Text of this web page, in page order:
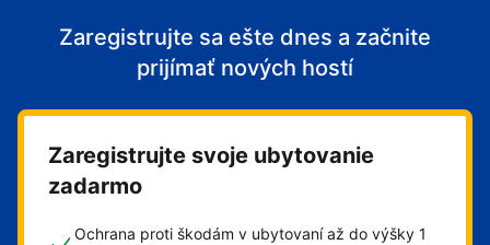
Zaregistrujte sa ešte dnes a začnite
prijímať nových hostí
Zaregistrujte svoje ubytovanie
zadarmo
Ochrana proti škodám v ubytovaní až do výšky 1